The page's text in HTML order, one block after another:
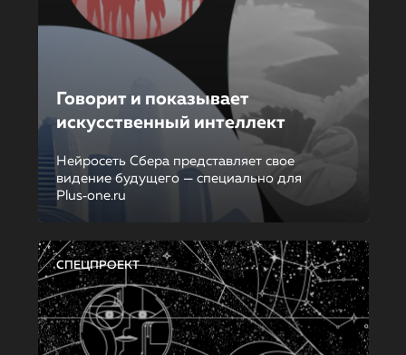
Говорит и показывает
искусственный интеллект
Нейросеть Сбера представляет свое
видение будущего — специально для
Plus‑one.ru
СПЕЦПРОЕКТ